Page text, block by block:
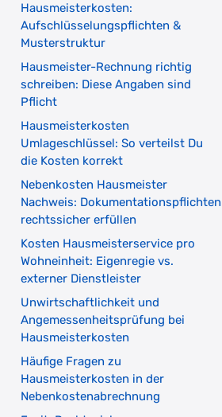
Hausmeisterkosten:
Aufschlüsselungspflichten &
Musterstruktur
Hausmeister-Rechnung richtig
schreiben: Diese Angaben sind
Pflicht
Hausmeisterkosten
Umlageschlüssel: So verteilst Du
die Kosten korrekt
Nebenkosten Hausmeister
Nachweis: Dokumentationspflichten
rechtssicher erfüllen
Kosten Hausmeisterservice pro
Wohneinheit: Eigenregie vs.
externer Dienstleister
Unwirtschaftlichkeit und
Angemessenheitsprüfung bei
Hausmeisterkosten
Häufige Fragen zu
Hausmeisterkosten in der
Nebenkostenabrechnung